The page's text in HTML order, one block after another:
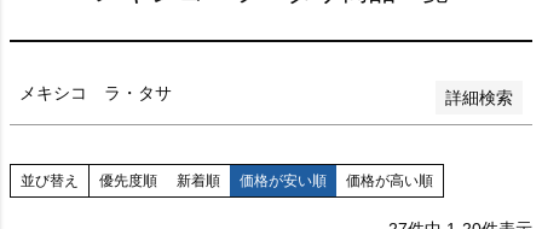
メキシコ ラ・タサ 詳細検索
検索
並び替え 優先度順 新着順 価格が安い順 価格が高い順